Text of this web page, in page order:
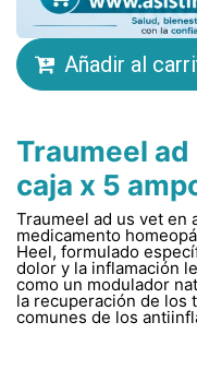
Añadir al
Traumeel
caja x 5
Traumeel ad us vet en
medicamento
Heel, formulado
dolor y la inflamación
como un modulador
la recuperación de los
comunes de los